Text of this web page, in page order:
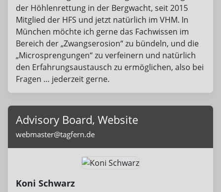
der Höhlenrettung in der Bergwacht, seit 2015
Mitglied der HFS und jetzt natürlich im VHM. In
München möchte ich gerne das Fachwissen im
Bereich der „Zwangserosion“ zu bündeln, und die
„Microsprengungen“ zu verfeinern und natürlich
den Erfahrungsaustausch zu ermöglichen, also bei
Fragen … jederzeit gerne.
Advisory Board, Website
webmaster@tagfern.de
Koni Schwarz